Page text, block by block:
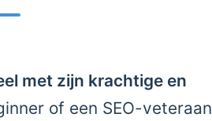
met zijn krachtige en
of een SEO-veteraan